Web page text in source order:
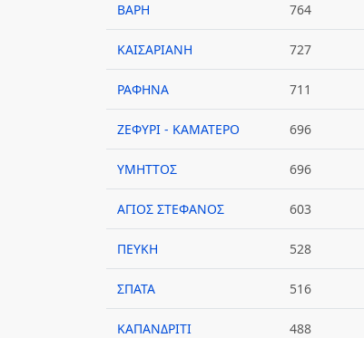
ΒΑΡΗ 764
ΚΑΙΣΑΡΙΑΝΗ 727
ΡΑΦΗΝΑ 711
ΖΕΦΥΡΙ - ΚΑΜΑΤΕΡΟ 696
ΥΜΗΤΤΟΣ 696
ΑΓΙΟΣ ΣΤΕΦΑΝΟΣ 603
ΠΕΥΚΗ 528
ΣΠΑΤΑ 516
ΚΑΠΑΝΔΡΙΤΙ 488